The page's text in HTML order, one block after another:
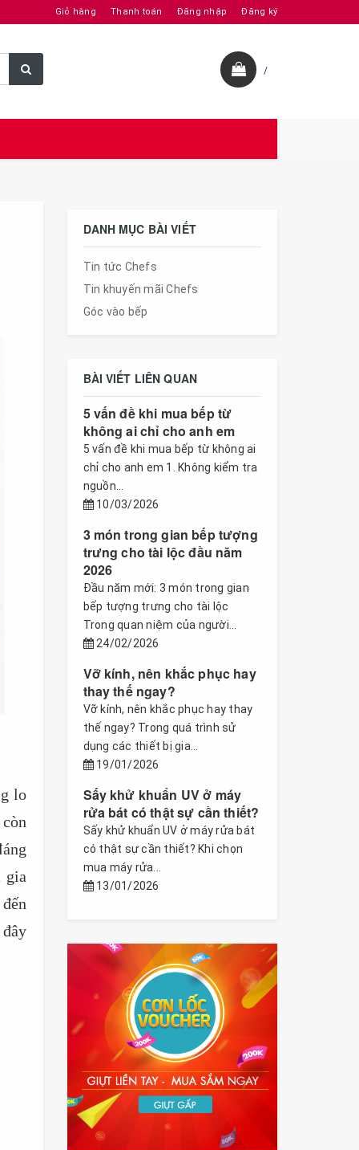
Giỏ hàng Thanh toán Đăng nhập Đăng ký
/
lo
gia
DANH MỤC BÀI VIẾT
Tin tức Chefs
Tin khuyến mãi Chefs
Góc vào bếp
BÀI VIẾT LIÊN QUAN
5 vấn đề khi mua bếp từ
không ai chỉ cho anh em
5 vấn đề khi mua bếp từ không ai
chỉ cho anh em 1. Không kiểm tra
nguồn...
10/03/2026
3 món trong gian bếp tượng
trưng cho tài lộc đầu năm
2026
Đầu năm mới: 3 món trong gian
bếp tượng trưng cho tài lộc
Trong quan niệm của người...
24/02/2026
Vỡ kính, nên khắc phục hay
thay thế ngay?
Vỡ kính, nên khắc phục hay thay
thế ngay? Trong quá trình sử
dụng các thiết bị gia...
19/01/2026
Sấy khử khuẩn UV ở máy
rửa bát có thật sự cần thiết?
Sấy khử khuẩn UV ở máy rửa bát
có thật sự cần thiết? Khi chọn
mua máy rửa...
13/01/2026